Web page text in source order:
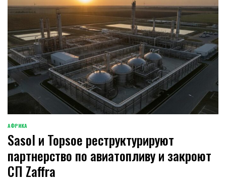
ОПУБЛИКОВАНО
В
АФРИКА
Sasol и Topsoe реструктурируют
партнерство по авиатопливу и закроют
СП Zaffra